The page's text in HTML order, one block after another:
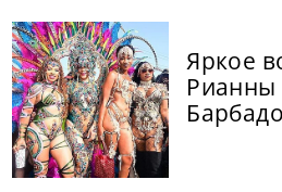
Яркое
Рианны